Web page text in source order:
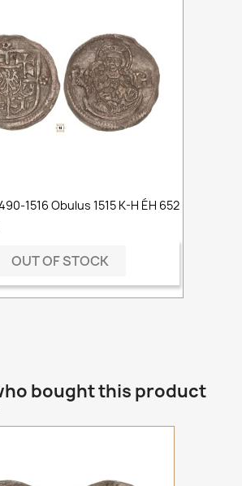
1516 Obulus 1515 K-H ÉH 652
OUT OF STOCK
bought this product